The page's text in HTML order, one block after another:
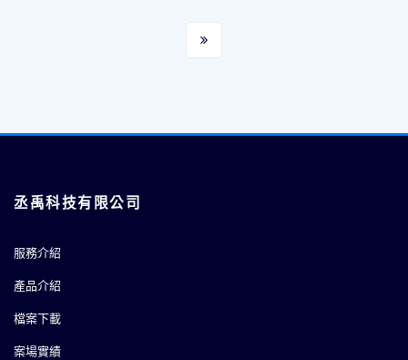
丞禹科技有限公司
服務介紹
產品介紹
檔案下載
案場實績